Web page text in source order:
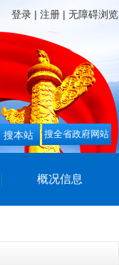
登录 注册 无障碍浏览
概况信息